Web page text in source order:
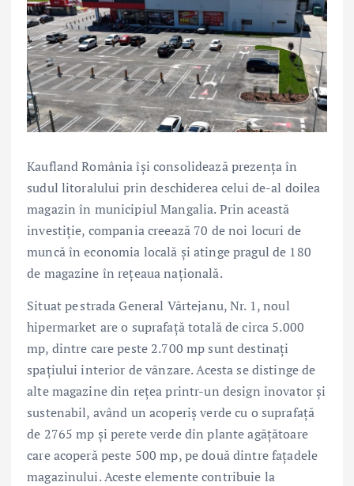
Kaufland România își consolidează prezența în
sudul litoralului prin deschiderea celui de-al doilea
magazin în municipiul Mangalia. Prin această
investiție, compania creează 70 de noi locuri de
muncă în economia locală și atinge pragul de 180
de magazine în rețeaua națională.
Situat pe strada General Vârtejanu, Nr. 1, noul
hipermarket are o suprafață totală de circa 5.000
mp, dintre care peste 2.700 mp sunt destinați
spațiului interior de vânzare. Acesta se distinge de
alte magazine din rețea printr-un design inovator și
sustenabil, având un acoperiș verde cu o suprafață
de 2765 mp și perete verde din plante agățătoare
care acoperă peste 500 mp, pe două dintre fațadele
magazinului. Aceste elemente contribuie la